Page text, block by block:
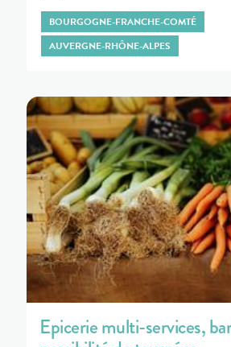
BOURGOGNE-FRANCHE-COMTÉ
AUVERGNE-RHÔNE-ALPES
Epicerie multi-services,